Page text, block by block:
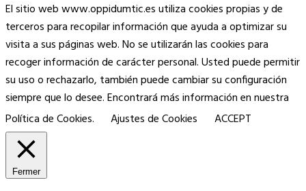
El sitio web www.oppidumtic.es utiliza cookies propias y de
terceros para recopilar información que ayuda a optimizar su
visita a sus páginas web. No se utilizarán las cookies para
recoger información de carácter personal. Usted puede permitir
su uso o rechazarlo, también puede cambiar su configuración
siempre que lo desee. Encontrará más información en nuestra
Política de Cookies.
Ajustes de Cookies ACCEPT
Fermer